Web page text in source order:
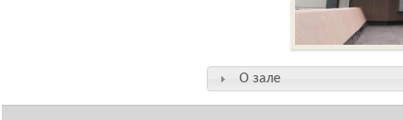
О зале